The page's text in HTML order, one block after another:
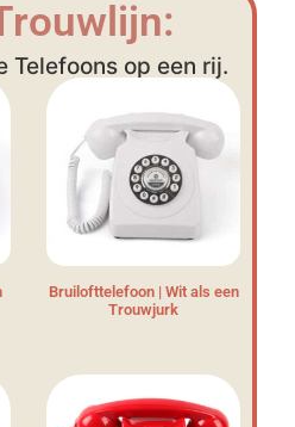
Telefoons op een rij.
Bruilofttelefoon | Wit als een
Trouwjurk